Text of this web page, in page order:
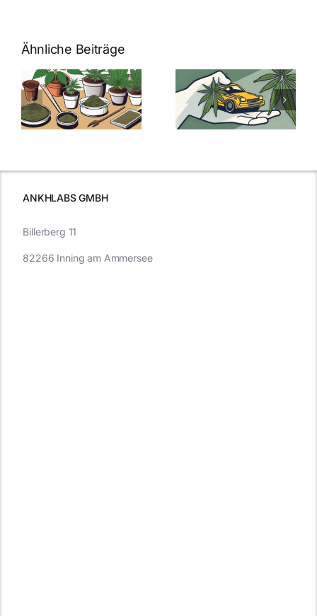
Ähnliche Beiträge
Neue THC-
Grenzwert-
Regelung:
Was Sie über
Cannabis und
müssen
Cannabis
Samen
kaufen: Alles
was Sie
ANKHLABS GMBH
Billerberg 11
82266 Inning am Ammersee